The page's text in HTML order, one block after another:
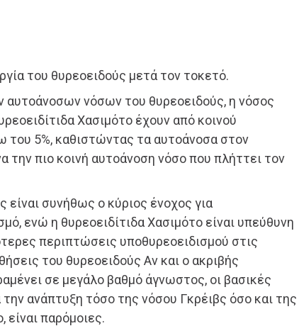
του θυρεοειδούς μετά τον τοκετό.
νόσων του θυρεοειδούς, η νόσος
Χασιμότο έχουν από κοινού
του 5%, καθιστώντας τα αυτοάνοσα στον
την πιο κοινή αυτοάνοση νόσο που πλήττει τον
είναι συνήθως ο κύριος ένοχος για
ενώ η θυρεοειδίτιδα Χασιμότο είναι υπεύθυνη
περιπτώσεις υποθυρεοειδισμού στις
του θυρεοειδούς Αν και ο ακριβής
σε μεγάλο βαθμό άγνωστος, οι βασικές
την ανάπτυξη τόσο της νόσου Γκρέιβς όσο και της
είναι παρόμοιες.